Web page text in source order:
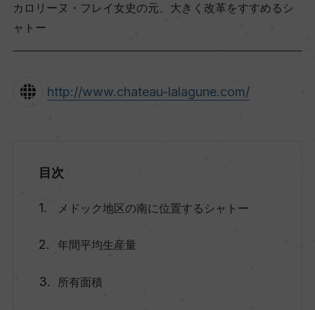
カロリーヌ・フレイ女史の元、大きく改革をすすめるシ
ャトー
http://www.chateau-lalagune.com/
目次
メドック地区の南に位置するシャトー
年間平均生産量
所有面積